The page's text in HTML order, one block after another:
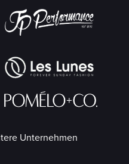
Unternehmen